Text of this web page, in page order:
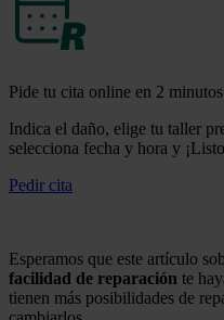
Pide tu cita online en 2 minutos
Indica el daño, elige tu taller
selecciona fecha y hora y
Pedir cita
Esperamos que este artículo
facilidad de reparación te
tienen más posibilidades de